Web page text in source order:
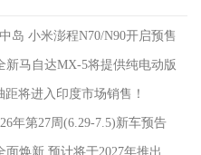
岛 小米澎程N70/N90开启预售
新马自达MX-5将提供纯电动版
将进入印度市场销售！
年第27周(6.29-7.5)新车预告
焕新 预计将于2027年推出